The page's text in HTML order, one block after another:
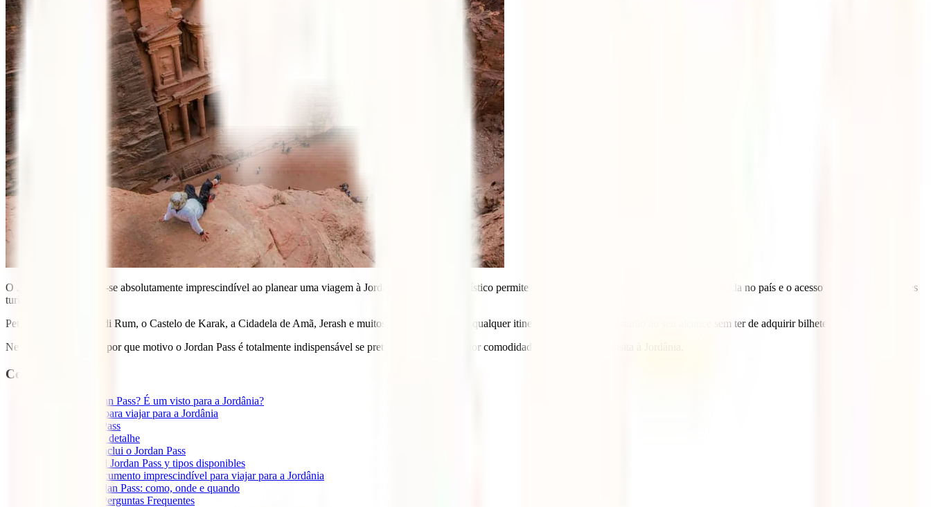
O Jordan Pass
tornou-se absolutamente imprescindível ao planear uma viagem à Jordânia. Este pacote turístico permite reunir, num único documento, o visto de entrada no país e o acesso às principais atrações
turísticas.
Petra, o deserto de Wadi Rum, o Castelo de Karak, a Cidadela de Amã, Jerash e muitos outros clássicos de qualquer itinerário pela Jordânia estarão ao seu alcance sem ter de adquirir bilhetes individualmente.
Neste guia explicamos por que motivo o Jordan Pass é totalmente indispensável se pretende viajar com maior comodidade e poupar na sua visita à Jordânia.
Contenido
O que é o Jordan Pass? É um visto para a Jordânia?
O visto para viajar para a Jordânia
Jordan Pass
Jordan Pass em detalhe
O que inclui o Jordan Pass
Precio del Jordan Pass y tipos disponibles
Outro documento imprescindível para viajar para a Jordânia
Comprar o Jordan Pass: como, onde e quando
Jordan Pass – Perguntas Frequentes